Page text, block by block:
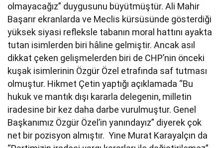
olmayacağız” duygusunu büyütmüştür. Ali Mahir
Başarır ekranlarda ve Meclis kürsüsünde gösterdiği
yüksek siyasi refleksle tabanın moral hattını ayakta
tutan isimlerden biri hâline gelmiştir. Ancak asıl
dikkat çeken gelişmelerden biri de CHP’nin önceki
kuşak isimlerinin Özgür Özel etrafında saf tutması
olmuştur. Hikmet Çetin yaptığı açıklamada “Bu
hukuk ve mantık dışı kararla delegenin, milletin
iradesine bir kez daha darbe vurulmuştur. Genel
Başkanımız Özgür Özel’in yanındayız” diyerek çok
net bir pozisyon almıştır. Yine Murat Karayalçın da